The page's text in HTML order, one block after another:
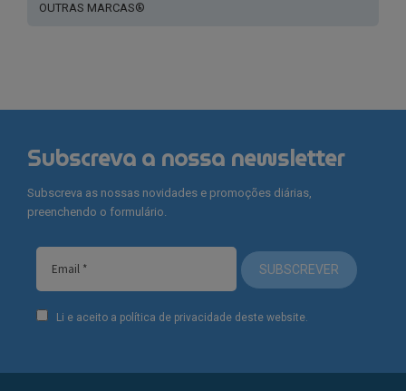
OUTRAS MARCAS®
Subscreva a nossa newsletter
Subscreva as nossas novidades e promoções diárias,
preenchendo o formulário.
SUBSCREVER
Li e aceito a política de privacidade deste website.